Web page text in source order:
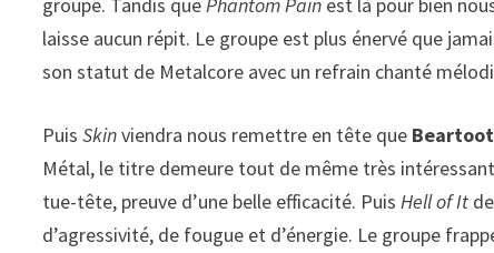
laisse aucun répit. Le groupe est plus énervé que
son statut de Metalcore avec un refrain chanté
PuisSkinviendra nous remettre en tête que
Métal, le titre demeure tout de même très
tue-tête, preuve d’une belle efficacité. PuisHell of It
d’agressivité, de fougue et d’énergie. Le groupe